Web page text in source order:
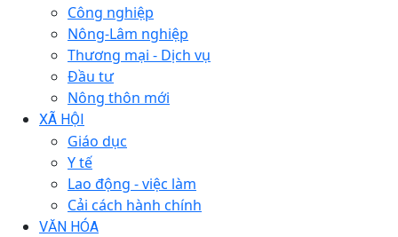
Công nghiệp
Nông-Lâm nghiệp
Thương mại - Dịch vụ
Đầu tư
Nông thôn mới
XÃ HỘI
Giáo dục
Y tế
Lao động - việc làm
Cải cách hành chính
VĂN HÓA